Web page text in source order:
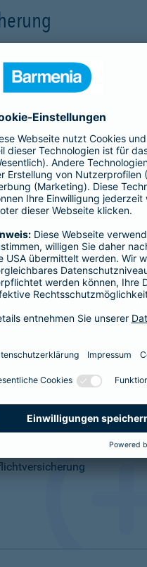
(PHV) sichern Sie sich
, Sach- und
Haftpflichtoder
als Basis-, Top-
Haftungsrisiken